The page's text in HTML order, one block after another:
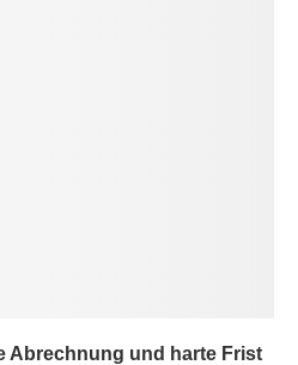
Abrechnung und harte Frist